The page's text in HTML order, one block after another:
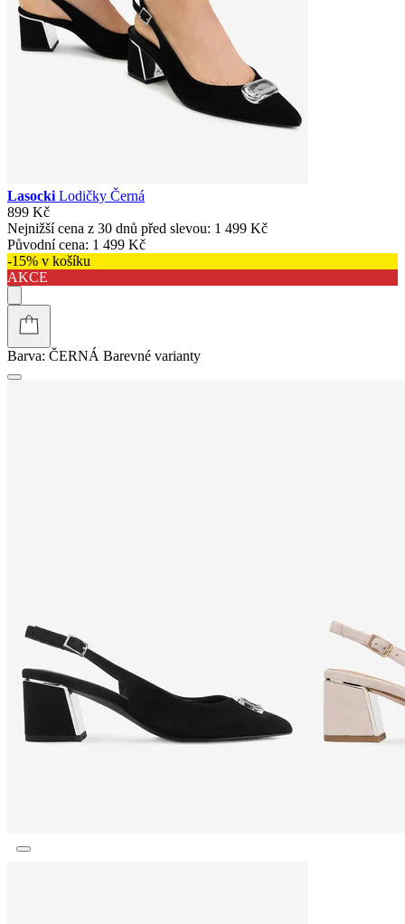
Lasocki Lodičky Černá
899 Kč
Nejnižší cena z 30 dnů před slevou: 1 499 Kč
Původní cena: 1 499 Kč
-15% v košíku
AKCE
Barva: ČERNÁ Barevné varianty